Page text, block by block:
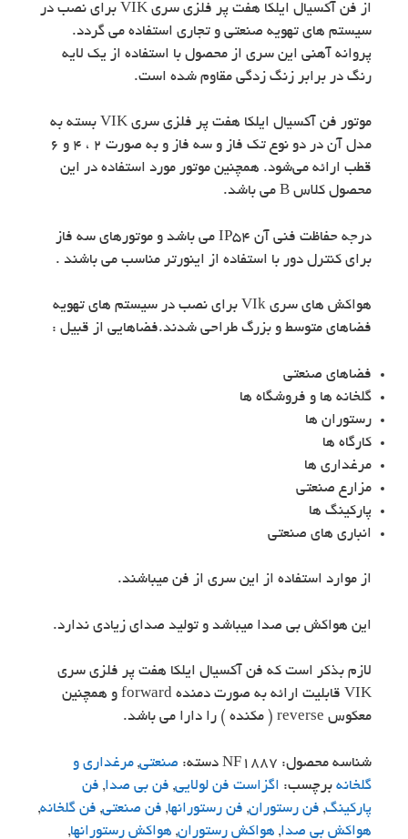
از فن آکسیال ایلکا هفت پر فلزی سری VIK برای نصب در
سیستم های تهویه صنعتی و تجاری استفاده می گردد.
پروانه آهنی این سری از محصول با استفاده از یک لایه
رنگ در برابر زنگ زدگی مقاوم شده است.
موتور فن آکسیال ایلکا هفت پر فلزی سری VIK بسته به
مدل آن در دو نوع تک فاز و سه فاز و به صورت 2 ، 4 و 6
قطب ارائه می‌شود. همچنین موتور مورد استفاده در این
محصول کلاس B می باشد.
درجه حفاظت فنی آن IP54 می باشد و موتورهای سه فاز
برای کنترل دور با استفاده از اینورتر مناسب می باشند .
هواکش های سری VIk برای نصب در سیستم های تهویه
فضاهای متوسط و بزرگ طراحی شدند.فضاهایی از قبیل :
فضاهای صنعتی
گلخانه ها و فروشگاه ها
رستوران ها
کارگاه ها
مرغداری ها
مزارع صنعتی
پارکینگ ها
انباری های صنعتی
از موارد استفاده از این سری از فن میباشند.
این هواکش بی صدا میباشد و تولید صدای زیادی ندارد.
لازم بذکر است که فن آکسیال ایلکا هفت پر فلزی سری
VIK قابلیت ارائه به صورت دمنده forward و همچنین
معکوس reverse ( مکنده ) را دارا می باشد.
شناسه محصول: NF1887 دسته: صنعتی, مرغداری و
گلخانه برچسب: اگزاست فن لولایی, فن بی صدا, فن
پارکینگ, فن رستوران, فن رستورانها, فن صنعتی, فن گلخانه,
هواکش بی صدا, هواکش رستوران, هواکش رستورانها,